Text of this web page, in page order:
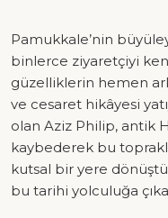
Pamukkale’nin
binlerce ziyaretçiyi
güzelliklerin hemen
ve cesaret hikâyesi
olan Aziz Philip, antik
kaybederek bu
kutsal bir yere
bu tarihi yolculuğa